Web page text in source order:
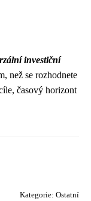
investiční
než se rozhodnete
časový horizont
Kategorie: Ostatní